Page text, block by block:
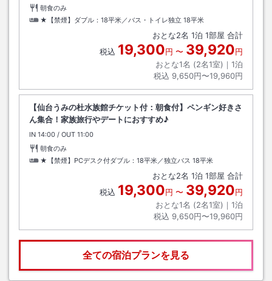
朝食のみ
★【禁煙】ダブル：18平米／バス・トイレ独立 18平米
おとな2名 1泊 1部屋 合計
税込 19,300円 〜 39,920円
おとな1名 (2名1室)｜ 1泊
税込 9,650円〜19,960円
【仙台うみの杜水族館チケット付：朝食付】ペンギン好きさ
ん集合！家族旅行やデートにおすすめ♪
IN チェックイン
14:00 / OUT チェックアウト
11:00
朝食のみ
★【禁煙】PCデスク付ダブル：18平米／独立バス 18平米
おとな2名 1泊 1部屋 合計
税込 19,300円 〜 39,920円
おとな1名 (2名1室)｜ 1泊
税込 9,650円〜19,960円
全ての宿泊プランを見る